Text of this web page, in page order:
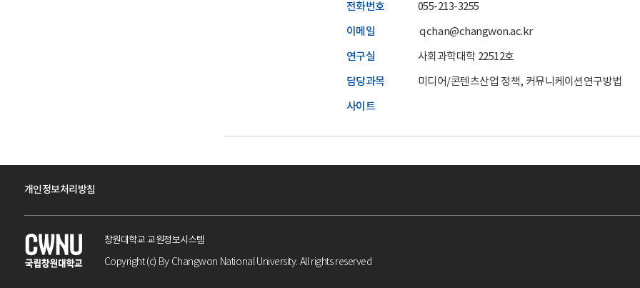
전화번호 055-213-3255
이메일 qchan@changwon.ac.kr
연구실 사회과학대학 22512호
담당과목 미디어/콘텐츠산업 정책, 커뮤니케이션연구방법
사이트
개인정보처리방침
창원대학교 교원정보시스템
Copyright (c) By Changwon National University. All rights reserved